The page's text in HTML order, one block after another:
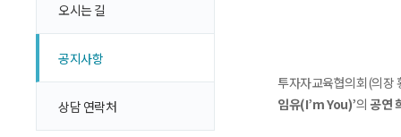
오시는 길
공지사항
상담 연락처
투자자교육협의회(의장
임유(I’m You)’의공연